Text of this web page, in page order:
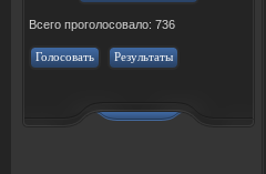
Всего проголосовало: 736
Голосовать Результаты